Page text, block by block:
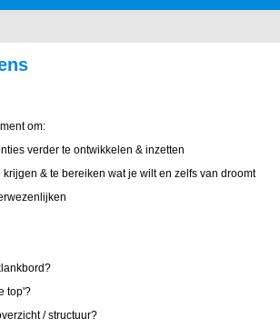
om:
verder te ontwikkelen & inzetten
& te bereiken wat je wilt en zelfs van droomt
top'?
/ structuur?